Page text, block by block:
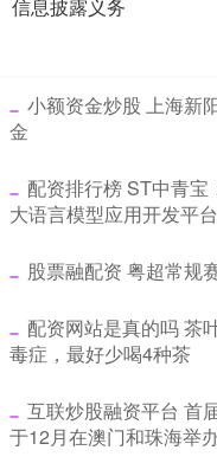
信息披露义务
小额资金炒股 上海新
金
配资排行榜 ST中青
大语言模型应用开发平
股票融配资 粤超常规
配资网站是真的吗 茶
毒症，最好少喝4种茶
互联炒股融资平台 首
于12月在澳门和珠海举